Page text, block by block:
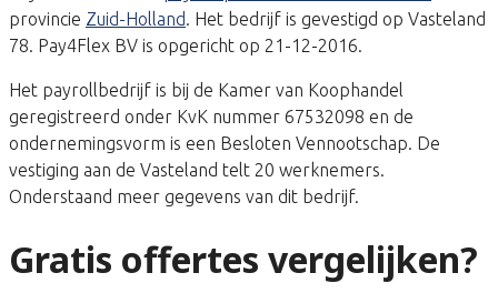
provincie Zuid-Holland. Het bedrijf is gevestigd op Vasteland
78. Pay4Flex BV is opgericht op 21-12-2016.
Het payrollbedrijf is bij de Kamer van Koophandel
geregistreerd onder KvK nummer 67532098 en de
ondernemingsvorm is een Besloten Vennootschap. De
vestiging aan de Vasteland telt 20 werknemers.
Onderstaand meer gegevens van dit bedrijf.
Gratis offertes vergelijken?